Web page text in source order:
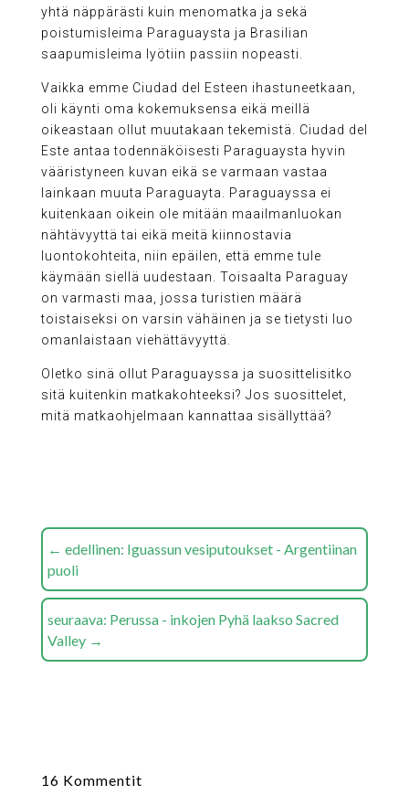
yhtä näppärästi kuin menomatka ja sekä
poistumisleima Paraguaysta ja Brasilian
saapumisleima lyötiin passiin nopeasti.
Vaikka emme Ciudad del Esteen ihastuneetkaan,
oli käynti oma kokemuksensa eikä meillä
oikeastaan ollut muutakaan tekemistä. Ciudad del
Este antaa todennäköisesti Paraguaysta hyvin
vääristyneen kuvan eikä se varmaan vastaa
lainkaan muuta Paraguayta. Paraguayssa ei
kuitenkaan oikein ole mitään maailmanluokan
nähtävyyttä tai eikä meitä kiinnostavia
luontokohteita, niin epäilen, että emme tule
käymään siellä uudestaan. Toisaalta Paraguay
on varmasti maa, jossa turistien määrä
toistaiseksi on varsin vähäinen ja se tietysti luo
omanlaistaan viehättävyyttä.
Oletko sinä ollut Paraguayssa ja suosittelisitko
sitä kuitenkin matkakohteeksi? Jos suosittelet,
mitä matkaohjelmaan kannattaa sisällyttää?
← edellinen: Iguassun vesiputoukset - Argentiinan
puoli
seuraava: Perussa - inkojen Pyhä laakso Sacred
Valley→
16 Kommentit